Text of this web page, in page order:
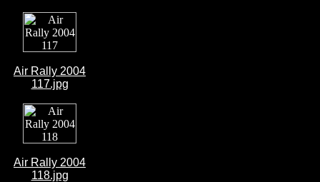
Air Rally 2004
117.jpg
Air Rally 2004
118.jpg